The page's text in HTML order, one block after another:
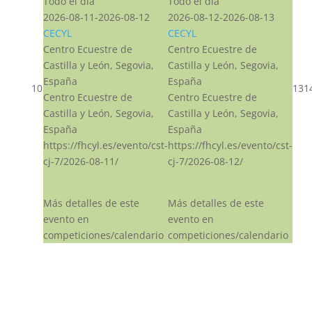
10
2026-08-11-2026-08-12
CECYL
Centro Ecuestre de
Castilla y León, Segovia,
España
Centro Ecuestre de
Castilla y León, Segovia,
España
https://fhcyl.es/evento/cst-
cj-7/2026-08-11/
Más detalles de este
evento en
competiciones/calendario
2026-08-12-2026-08-13
CECYL
Centro Ecuestre de
Castilla y León, Segovia,
España
Centro Ecuestre de
Castilla y León, Segovia,
España
https://fhcyl.es/evento/cst-
cj-7/2026-08-12/
Más detalles de este
evento en
competiciones/calendario
13